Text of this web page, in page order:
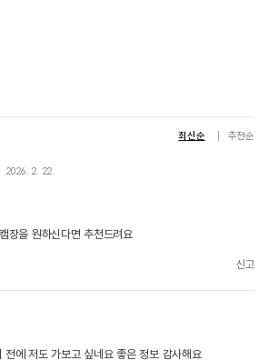
최신순 추천순
2026. 2. 22.
장을 원하신다면 추천드려요
신고
전에 저도 가보고 싶네요 좋은 정보 감사해요